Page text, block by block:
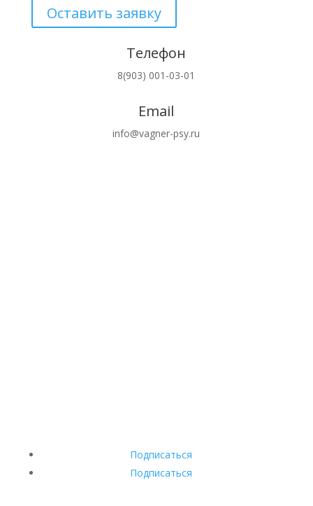
Оставить заявку
Телефон
8(903) 001-03-01
Email
info@vagner-psy.ru
Подписаться
Подписаться